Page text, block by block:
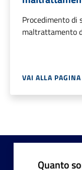
Procedimento di
maltrattamento
VAI ALLA PAGINA
Quanto